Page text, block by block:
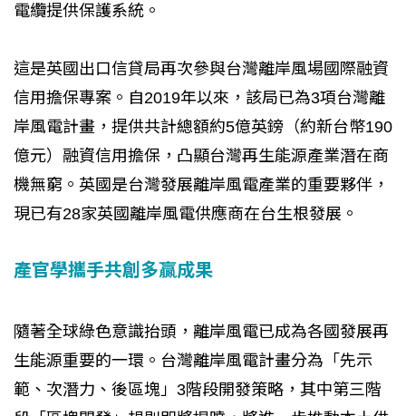
電纜提供保護系統。
這是英國出口信貸局再次參與台灣離岸風場國際融資
信用擔保專案。自2019年以來，該局已為3項台灣離
岸風電計畫，提供共計總額約5億英鎊（約新台幣190
億元）融資信用擔保，凸顯台灣再生能源產業潛在商
機無窮。英國是台灣發展離岸風電產業的重要夥伴，
現已有28家英國離岸風電供應商在台生根發展。
產官學攜手共創多贏成果
隨著全球綠色意識抬頭，離岸風電已成為各國發展再
生能源重要的一環。台灣離岸風電計畫分為「先示
範、次潛力、後區塊」3階段開發策略，其中第三階